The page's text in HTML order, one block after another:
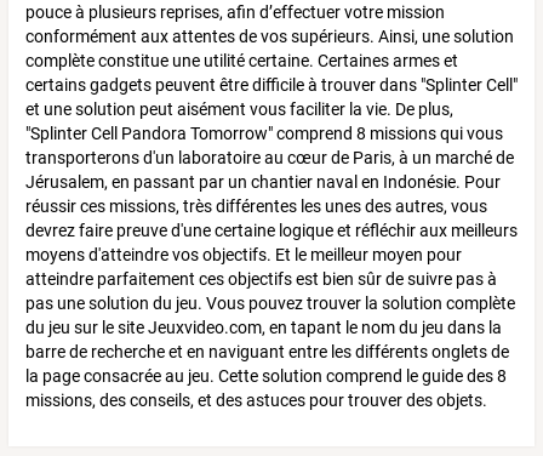
pouce à plusieurs reprises, afin d’effectuer votre mission
conformément aux attentes de vos supérieurs. Ainsi, une solution
complète constitue une utilité certaine. Certaines armes et
certains gadgets peuvent être difficile à trouver dans "Splinter Cell"
et une solution peut aisément vous faciliter la vie. De plus,
"Splinter Cell Pandora Tomorrow" comprend 8 missions qui vous
transporterons d'un laboratoire au cœur de Paris, à un marché de
Jérusalem, en passant par un chantier naval en Indonésie. Pour
réussir ces missions, très différentes les unes des autres, vous
devrez faire preuve d'une certaine logique et réfléchir aux meilleurs
moyens d'atteindre vos objectifs. Et le meilleur moyen pour
atteindre parfaitement ces objectifs est bien sûr de suivre pas à
pas une solution du jeu. Vous pouvez trouver la solution complète
du jeu sur le site Jeuxvideo.com, en tapant le nom du jeu dans la
barre de recherche et en naviguant entre les différents onglets de
la page consacrée au jeu. Cette solution comprend le guide des 8
missions, des conseils, et des astuces pour trouver des objets.